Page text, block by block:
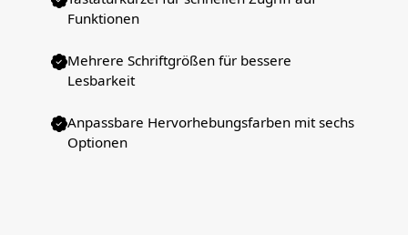
Funktionen
Mehrere Schriftgrößen für bessere
Lesbarkeit
Anpassbare Hervorhebungsfarben mit sechs
Optionen